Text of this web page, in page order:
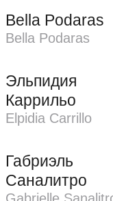
Bella Podaras
Bella Podaras
Эльпидия
Каррильо
Elpidia Carrillo
Габриэль
Саналитро